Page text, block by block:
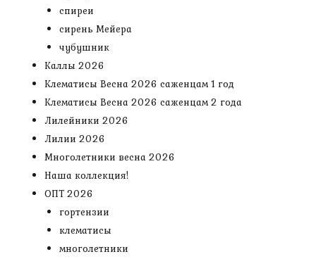
спиреи
сирень Мейера
чубушник
Каллы 2026
Клематисы Весна 2026 саженцам 1 год
Клематисы Весна 2026 саженцам 2 года
Лилейники 2026
Лилии 2026
Многолетники весна 2026
Наша коллекция!
ОПТ 2026
гортензии
клематисы
многолетники